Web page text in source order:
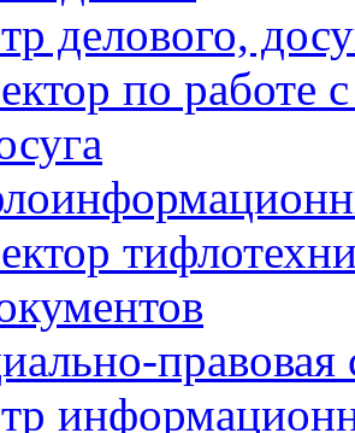
делового,
по работе
правовая